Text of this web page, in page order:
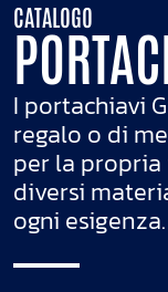
CATALOGO
I portachiavi
regalo o di
per la
diversi
ogni esigenza.